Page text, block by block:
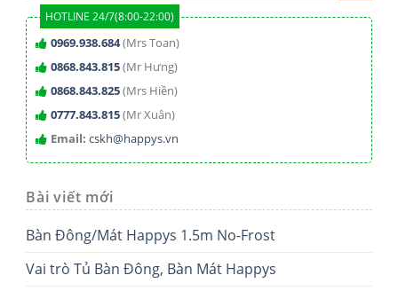
HOTLINE 24/7(8:00-22:00)
0969.938.684(Mrs Toan)
0868.843.815(Mr Hưng)
0868.843.825(Mrs Hiền)
0777.843.815(Mr Xuân)
Email: cskh@happys.vn
Bài viết mới
Bàn Đông/Mát Happys 1.5m No-Frost
Vai trò Tủ Bàn Đông, Bàn Mát Happys